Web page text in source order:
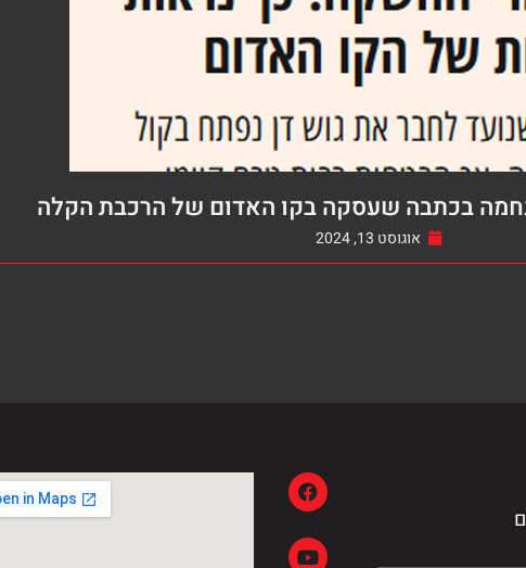
בכתבה שעסקה בקו האדום של הרכבת הקלה
אוגוסט 13, 2024